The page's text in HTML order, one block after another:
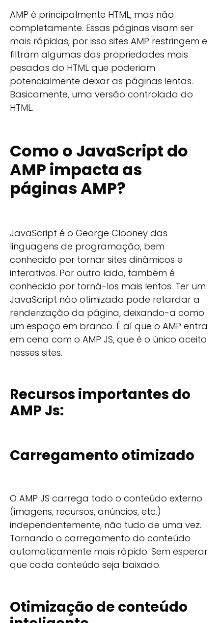
AMP é principalmente HTML, mas não
completamente. Essas páginas visam ser
mais rápidas, por isso sites AMP restringem e
filtram algumas das propriedades mais
pesadas do HTML que poderiam
potencialmente deixar as páginas lentas.
Basicamente, uma versão controlada do
HTML.
Como o JavaScript do
AMP impacta as
páginas AMP?
JavaScript é o George Clooney das
linguagens de programação, bem
conhecido por tornar sites dinâmicos e
interativos. Por outro lado, também é
conhecido por torná-los mais lentos. Ter um
JavaScript não otimizado pode retardar a
renderização da página, deixando-a como
um espaço em branco. É aí que o AMP entra
em cena com o AMP JS, que é o único aceito
nesses sites.
Recursos importantes do
AMP Js:
Carregamento otimizado
O AMP JS carrega todo o conteúdo externo
(imagens, recursos, anúncios, etc.)
independentemente, não tudo de uma vez.
Tornando o carregamento do conteúdo
automaticamente mais rápido. Sem esperar
que cada conteúdo seja baixado.
Otimização de conteúdo